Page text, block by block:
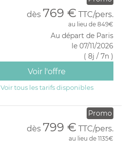
dès769 € TTC/pers.
au lieu de 849€
Au départ de Paris
le 07/11/2026
( 8j / 7n )
Voir l'offre
Voir tous les tarifs disponibles
Promo
dès799 € TTC/pers.
au lieu de 1135€